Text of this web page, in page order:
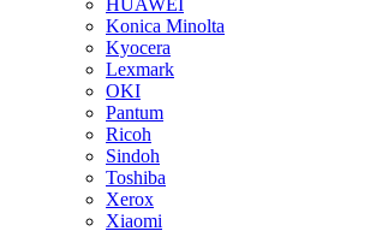
HUAWEI
Konica Minolta
Kyocera
Lexmark
OKI
Pantum
Ricoh
Sindoh
Toshiba
Xerox
Xiaomi